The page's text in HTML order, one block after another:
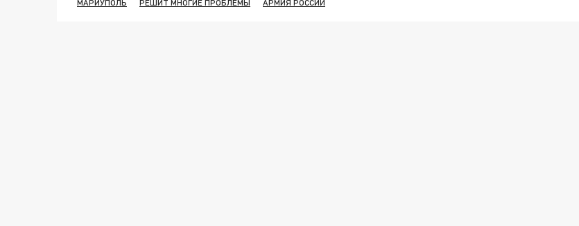
МАРИУПОЛЬ
РЕШИТ МНОГИЕ ПРОБЛЕМЫ АРМИЯ РОССИИ